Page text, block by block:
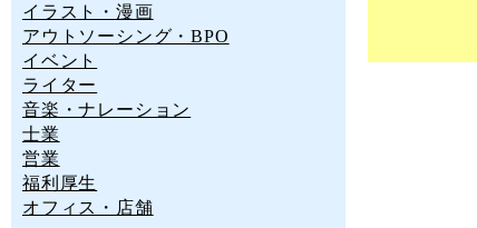
イラスト・漫画
アウトソーシング・BPO
イベント
ライター
音楽・ナレーション
士業
営業
福利厚生
オフィス・店舗